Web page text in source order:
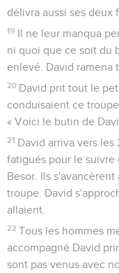
délivra aussi ses deux
19 Il ne leur manqua
ni quoi que ce soit du
enlevé. David ramena
20 David prit tout le
conduisaient ce
« Voici le butin de
21 David arriva vers
fatigués pour le suivre
Besor. Ils
troupe. David
allaient.
22 Tous les hommes
accompagné David
sont pas venus avec